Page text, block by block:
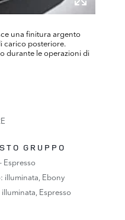
una finitura argento
carico posteriore.
durante le operazioni di
GRUPPO
Espresso
illuminata, Ebony
Espresso